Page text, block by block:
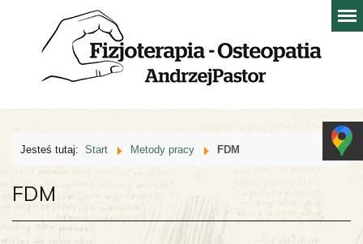
Jesteś tutaj: Start Metody pracy FDM
FDM